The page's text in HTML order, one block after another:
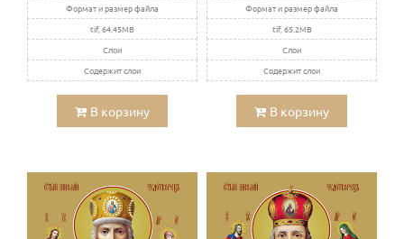
Формат и размер файла
tif, 64.45MB
Слои
Содержит слои
В корзину
Формат и размер файла
tif, 65.2MB
Слои
Содержит слои
В корзину